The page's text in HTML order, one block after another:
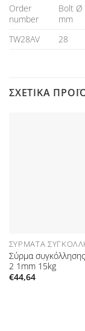
Order
number
Bolt Ø
mm
TW28AV
28
ΣΧΕΤΙΚΆ
Σύρμα
2 1mm 15kg
€44,64